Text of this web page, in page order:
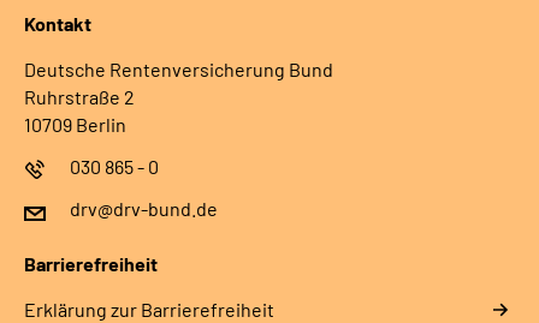
Kontakt
Deutsche Rentenversicherung Bund
Ruhrstraße 2
10709 Berlin
030 865 - 0
drv@drv-bund.de
Barrierefreiheit
Erklärung zur Barrierefreiheit